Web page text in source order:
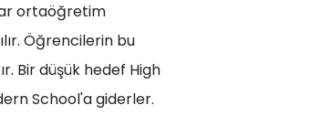
ortaöğretim
Öğrencilerin bu
Bir düşük hedef High
School'a giderler.